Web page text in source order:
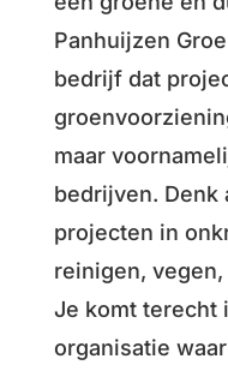
Panhuijzen
bedrijf dat
maar
bedrijven. Denk
projecten in
reinigen,
Je komt terecht
organisatie